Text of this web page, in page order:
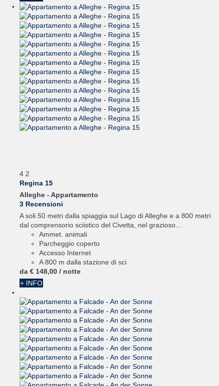
4 2
Regina 15
Alleghe - Appartamento
3 Recensioni
A soli 50 metri dalla spiaggia sul Lago di Alleghe e a 800 metri
dal comprensorio sciistico del Civetta, nel grazioso...
Ammet. animali
Parcheggio coperto
Accesso Internet
A 800 m dalla stazione di sci
da € 148,00 / notte
+ INFO